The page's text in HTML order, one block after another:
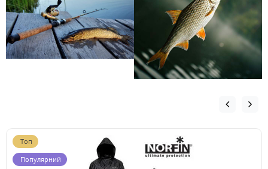
Топ
Популярний